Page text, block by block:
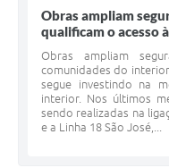
Obras ampliam
qualificam o acesso
Obras ampliam
comunidades do
segue investindo na
interior. Nos últimos
sendo realizadas na
e a Linha 18 São José,...